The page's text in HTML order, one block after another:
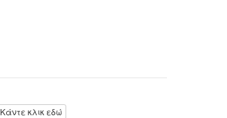
Κάντε κλικ εδώ